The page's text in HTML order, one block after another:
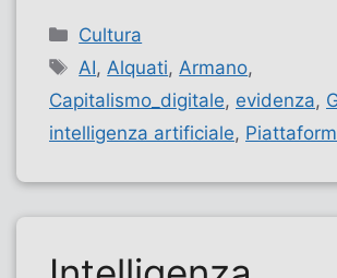
Categorie
Cultura
Tag
AI, Alquati, Armano,
Capitalismo_digitale, evidenza,
intelligenza artificiale,